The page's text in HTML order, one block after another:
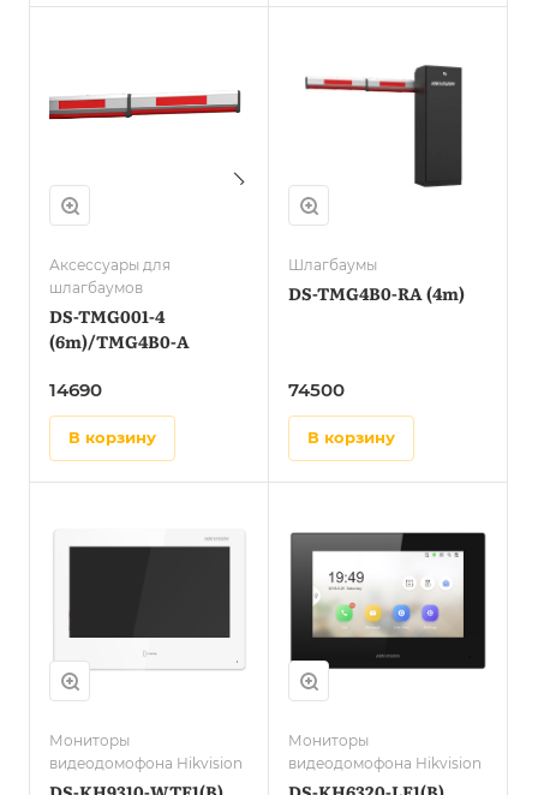
Аксессуары для
шлагбаумов
DS-TMG001-4
(6m)/TMG4B0-A
14690
в корзину
Шлагбаумы
DS-TMG4B0-RA (4m)
74500
в корзину
Мониторы
видеодомофона Hikvision
Мониторы
видеодомофона Hikvision